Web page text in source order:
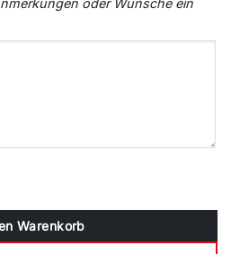
Pfosten Dunkelgrün beidseitig Menge
Warenkorb